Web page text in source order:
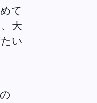
て
大
い